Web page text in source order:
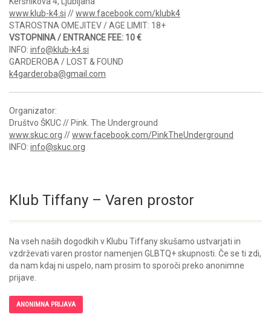
www.klub-k4.si //www.facebook.com/klubk4
STAROSTNA OMEJITEV / AGE LIMIT: 18+
VSTOPNINA / ENTRANCE FEE: 10 €
INFO: info@klub-k4.si
GARDEROBA / LOST & FOUND
k4garderoba@gmail.com
Organizator:
Društvo ŠKUC // Pink. The Underground
www.skuc.org //www.facebook.com/PinkTheUnderground
INFO: info@skuc.org
Klub Tiffany – Varen prostor
Na vseh naših dogodkih v Klubu Tiffany skušamo ustvarjati in
vzdrževati varen prostor namenjen GLBTQ+ skupnosti. Če se ti zdi,
da nam kdaj ni uspelo, nam prosim to sporoči preko anonimne
prijave.
ANONIMNA PRIJAVA